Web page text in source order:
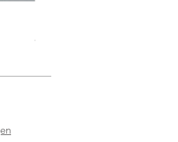
Preis
8,00 €